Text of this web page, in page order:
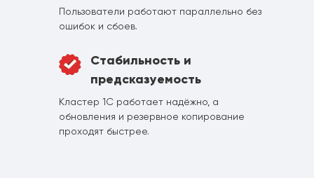
Пользователи работают параллельно без
ошибок и сбоев.
Стабильность и
предсказуемость
Кластер 1С работает надёжно, а
обновления и резервное копирование
проходят быстрее.